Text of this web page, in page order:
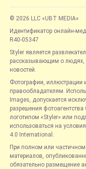
© 2026 LLC «UBT MEDIA»
Идентификатор онлайн-
R40-05347
Styler является
рассказывающим о людях,
новостей.
Фотографии, иллюстрации
правообладателям.
Images, допускается
разрешения
логотипом «Styler» или
использоваться на
4.0 International.
При полном или
материалов,
обязательно размещение